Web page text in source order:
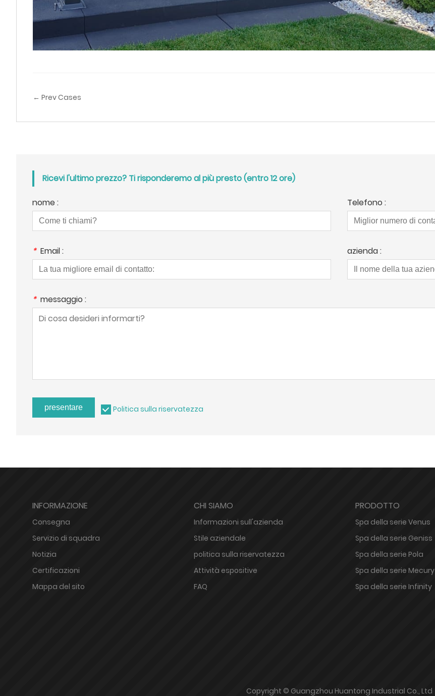
← Prev Cases
Ricevi l'ultimo prezzo? Ti risponderemo al più presto (entro 12 ore)
nome : Telefono :
* Email : azienda :
* messaggio :
presentare Politica sulla riservatezza
INFORMAZIONE
Consegna
Servizio di squadra
Notizia
Certificazioni
Mappa del sito
CHI SIAMO
Informazioni sull'azienda
Stile aziendale
politica sulla riservatezza
Attività espositive
FAQ
PRODOTTO
Spa della serie Venus
Spa della serie Geniss
Spa della serie Pola
Spa della serie Mecury
Spa della serie Infinity
Copyright © Guangzhou Huantong Industrial Co., Ltd